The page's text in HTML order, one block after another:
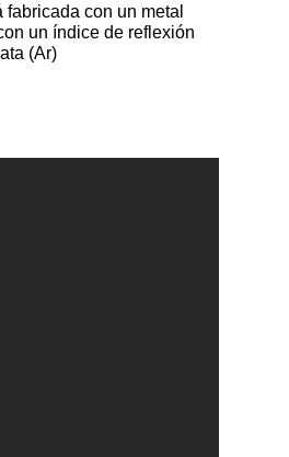
fabricada con un metal
un índice de reflexión
(Ar)